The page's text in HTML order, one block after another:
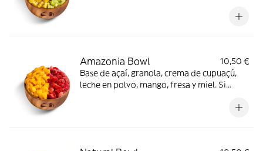
Amazonia Bowl
10,50 €
Base de açaí, granola, crema de cupuaçú,
leche en polvo, mango, fresa y miel. Si
recomendamos que uses la opci��n de